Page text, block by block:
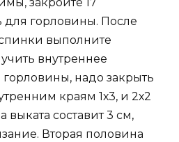
закройте 17
для горловины. После
выполните
внутреннее
надо закрыть
краям 1х3, и 2х2
выката составит 3 см,
Вторая половина